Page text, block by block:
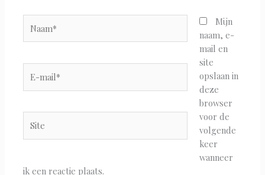
mail*
Mijn
naam, e-
mail en
site
opslaan in
deze
browser
voor de
volgende
keer
wanneer
ik een reactie plaats.